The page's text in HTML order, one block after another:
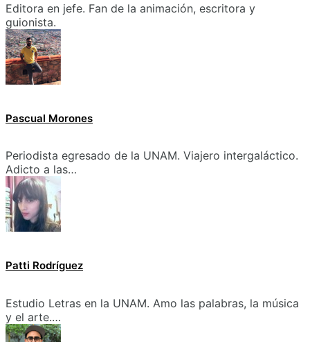
Editora en jefe. Fan de la animación, escritora y
guionista.
Pascual Morones
Periodista egresado de la UNAM. Viajero intergaláctico.
Adicto a las…
Patti Rodríguez
Estudio Letras en la UNAM. Amo las palabras, la música
y el arte.…